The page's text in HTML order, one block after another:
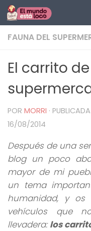
Saltar al
FAUNA DEL
El carrito
POR MORRI · PUBLICADA
16/08/2014
Después de una
blog un poco
mayor de mi
un tema
humanidad, y os
vehículos que
llevadera:los